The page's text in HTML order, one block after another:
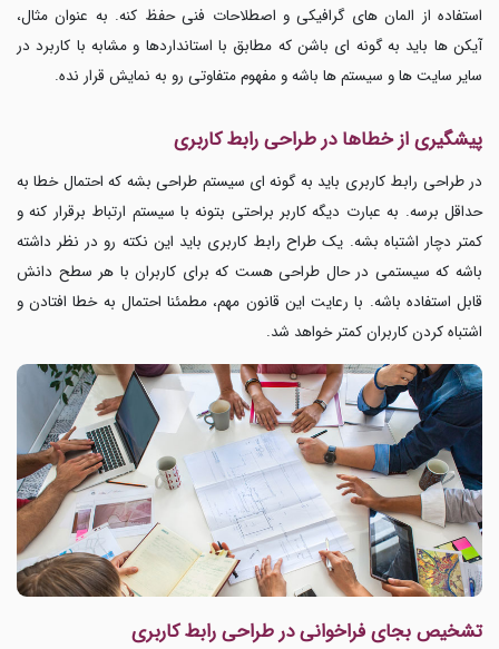
استفاده از المان های گرافیکی و اصطلاحات فنی حفظ کنه. به عنوان مثال،
آیکن ها باید به گونه ای باشن که مطابق با استانداردها و مشابه با کاربرد در
سایر سایت ها و سیستم ها باشه و مفهوم متفاوتی رو به نمایش قرار نده.
پیشگیری از خطاها در طراحی رابط کاربری
در طراحی رابط کاربری باید به گونه ای سیستم طراحی بشه که احتمال خطا به
حداقل برسه. به عبارت دیگه کاربر براحتی بتونه با سیستم ارتباط برقرار کنه و
کمتر دچار اشتباه بشه. یک طراح رابط کاربری باید این نکته رو در نظر داشته
باشه که سیستمی در حال طراحی هست که برای کاربران با هر سطح دانش
قابل استفاده باشه. با رعایت این قانون مهم، مطمئنا احتمال به خطا افتادن و
اشتباه کردن کاربران کمتر خواهد شد.
تشخیص بجای فراخوانی در طراحی رابط کاربری